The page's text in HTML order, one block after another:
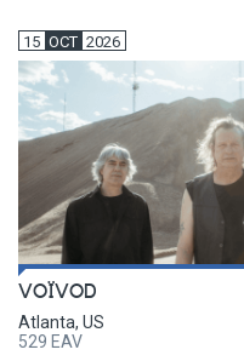
15 OCT 2026
VOÏVOD
Atlanta, US
529 EAV